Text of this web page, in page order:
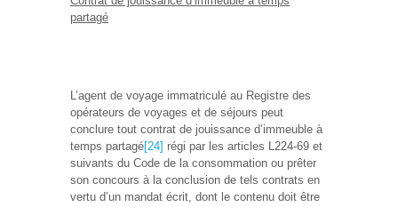
partagé
L’agent de voyage immatriculé au Registre des
opérateurs de voyages et de séjours peut
conclure tout contrat de jouissance d’immeuble à
temps partagé[24] régi par les articles L224-69 et
suivants du Code de la consommation ou prêter
son concours à la conclusion de tels contrats en
vertu d’un mandat écrit, dont le contenu doit être